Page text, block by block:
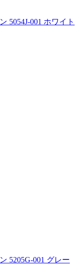
5054J-001 ホワイト
5205G-001 グレー